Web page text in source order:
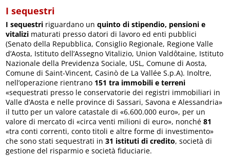
I sequestri
I sequestri riguardano unquinto di stipendio, pensioni e
vitalizi maturati presso datori di lavoro ed enti pubblici
(Senato della Repubblica, Consiglio Regionale, Regione Valle
d’Aosta, Istituto dell’Assegno Vitalizio, Union Valdôtaine, Istituto
Nazionale della Previdenza Sociale, USL, Comune di Aosta,
Comune di Saint-Vincent, Casinò de La Vallée S.p.A). Inoltre,
nell’operazione rientrano 151 tra immobili e terreni
«sequestrati presso le conservatorie dei registri immobiliari in
Valle d’Aosta e nelle province di Sassari, Savona e Alessandria»
il tutto per un valore catastale di «6.600.000 euro», per un
valore di mercato di «circa venti milioni di euro», nonché81
«tra conti correnti, conto titoli e altre forme di investimento»
che sono stati sequestrati in31 istituti di credito, società di
gestione del risparmio e società fiduciarie.